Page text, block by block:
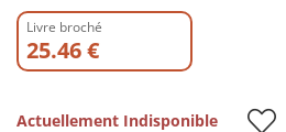
Livre broché
25.46 €
Actuellement Indisponible